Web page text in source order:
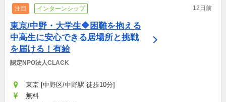
注目 インターンシップ 12日前
東京/中野・大学生🔶困難を抱える
中高生に安心できる居場所と挑戦
を届ける！有給
認定NPO法人CLACK
東京 [中野区/中野駅 徒歩10分]
無料